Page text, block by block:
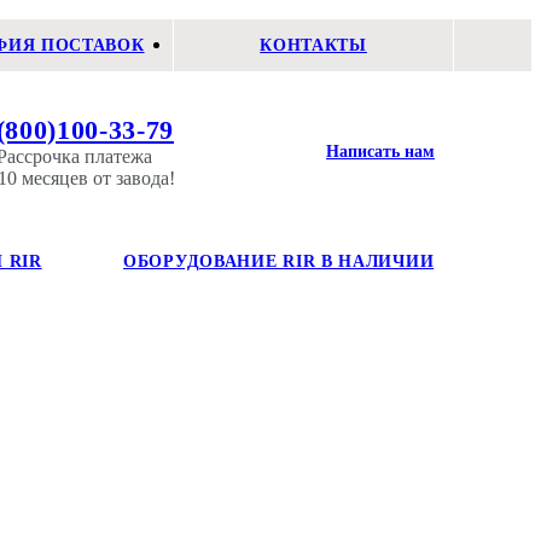
ПОСТАВОК КОНТАКТЫ
33-79
платежа
месяцев от завода!
Написать нам
ОБОРУДОВАНИЕ RIR В НАЛИЧИИ